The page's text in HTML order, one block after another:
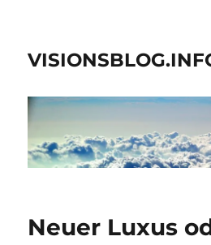
Neuer Luxus